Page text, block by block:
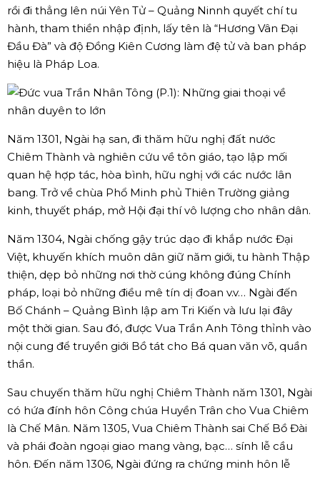
rồi đi thẳng lên núi Yên Tử – Quảng Ninnh quyết chí tu
hành, tham thiền nhập định, lấy tên là “Hương Vân Đại
Đầu Đà” và độ Đồng Kiên Cương làm đệ tử và ban pháp
hiệu là Pháp Loa.
Năm 1301, Ngài hạ san, đi thăm hữu nghị đất nước
Chiêm Thành và nghiên cứu về tôn giáo, tạo lập mối
quan hệ hợp tác, hòa bình, hữu nghị với các nước lân
bang. Trở về chùa Phổ Minh phủ Thiên Trường giảng
kinh, thuyết pháp, mở Hội đại thí vô lượng cho nhân dân.
Năm 1304, Ngài chống gậy trúc dạo đi khắp nước Đại
Việt, khuyến khích muôn dân giữ năm giới, tu hành Thập
thiện, dẹp bỏ những nơi thờ cúng không đúng Chính
pháp, loại bỏ những điều mê tín dị đoan v.v… Ngài đến
Bố Chánh – Quảng Bình lập am Tri Kiến và lưu lại đây
một thời gian. Sau đó, được Vua Trần Anh Tông thỉnh vào
nội cung để truyền giới Bồ tát cho Bá quan văn võ, quần
thần.
Sau chuyến thăm hữu nghị Chiêm Thành năm 1301, Ngài
có hứa đính hôn Công chúa Huyền Trân cho Vua Chiêm
là Chế Mân. Năm 1305, Vua Chiêm Thành sai Chế Bồ Đài
và phái đoàn ngoại giao mang vàng, bạc… sính lễ cầu
hôn. Đến năm 1306, Ngài đứng ra chứng minh hôn lễ